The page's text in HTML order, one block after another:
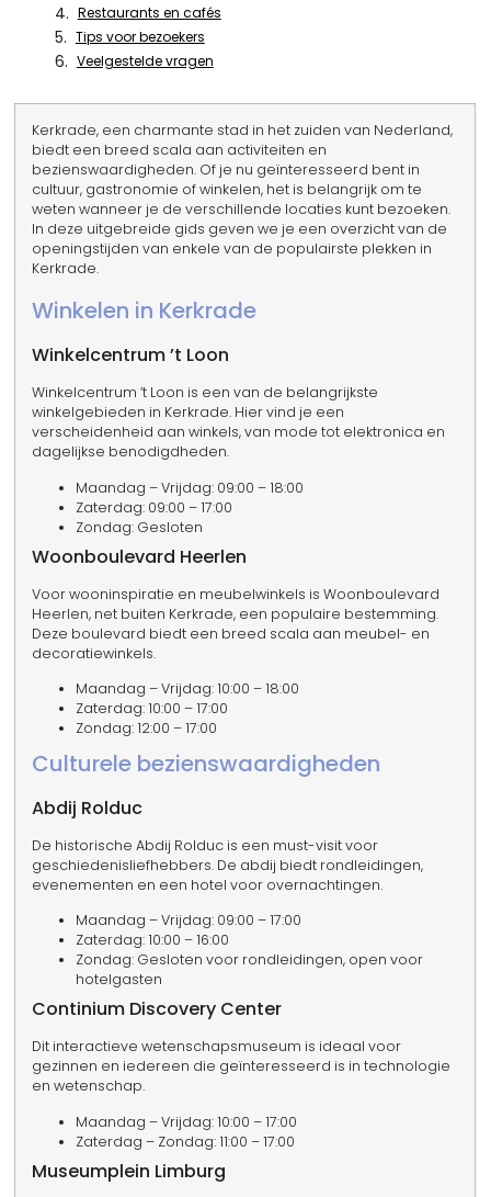
Kerkrade, een charmante stad in het zuiden van Nederland,
biedt een breed scala aan activiteiten en
bezienswaardigheden. Of je nu geïnteresseerd bent in
cultuur, gastronomie of winkelen, het is belangrijk om te
weten wanneer je de verschillende locaties kunt bezoeken.
In deze uitgebreide gids geven we je een overzicht van de
openingstijden van enkele van de populairste plekken in
Kerkrade.
Winkelen in Kerkrade
Winkelcentrum ’t Loon
Winkelcentrum ’t Loon is een van de belangrijkste
winkelgebieden in Kerkrade. Hier vind je een
verscheidenheid aan winkels, van mode tot elektronica en
dagelijkse benodigdheden.
Maandag – Vrijdag: 09:00 – 18:00
Zaterdag: 09:00 – 17:00
Zondag: Gesloten
Woonboulevard Heerlen
Voor wooninspiratie en meubelwinkels is Woonboulevard
Heerlen, net buiten Kerkrade, een populaire bestemming.
Deze boulevard biedt een breed scala aan meubel- en
decoratiewinkels.
Maandag – Vrijdag: 10:00 – 18:00
Zaterdag: 10:00 – 17:00
Zondag: 12:00 – 17:00
Culturele bezienswaardigheden
Abdij Rolduc
De historische Abdij Rolduc is een must-visit voor
geschiedenisliefhebbers. De abdij biedt rondleidingen,
evenementen en een hotel voor overnachtingen.
Maandag – Vrijdag: 09:00 – 17:00
Zaterdag: 10:00 – 16:00
Zondag: Gesloten voor rondleidingen, open voor
hotelgasten
Continium Discovery Center
Dit interactieve wetenschapsmuseum is ideaal voor
gezinnen en iedereen die geïnteresseerd is in technologie
en wetenschap.
Maandag – Vrijdag: 10:00 – 17:00
Zaterdag – Zondag: 11:00 – 17:00
Museumplein Limburg
Restaurants en cafés
Tips voor bezoekers
Veelgestelde vragen